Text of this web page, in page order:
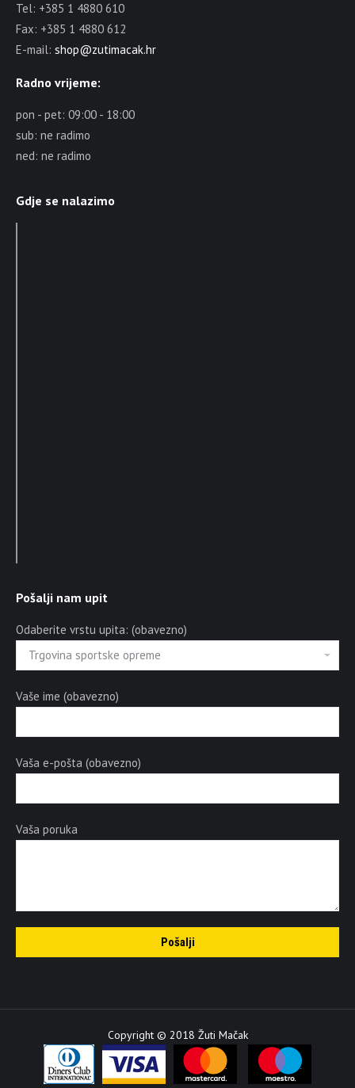
Tel: +385 1 4880 610
Fax: +385 1 4880 612
E-mail: shop@zutimacak.hr
Radno vrijeme:
pon - pet: 09:00 - 18:00
sub: ne radimo
ned: ne radimo
Gdje se nalazimo
Pošalji nam upit
Odaberite vrstu upita: (obavezno)
Vaše ime (obavezno)
Vaša e-pošta (obavezno)
Vaša poruka
Copyright © 2018 Žuti Mačak